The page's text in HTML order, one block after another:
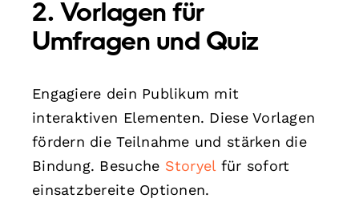
2. Vorlagen für
Umfragen und Quiz
Engagiere dein Publikum mit
interaktiven Elementen. Diese Vorlagen
fördern die Teilnahme und stärken die
Bindung. Besuche Storyel für sofort
einsatzbereite Optionen.